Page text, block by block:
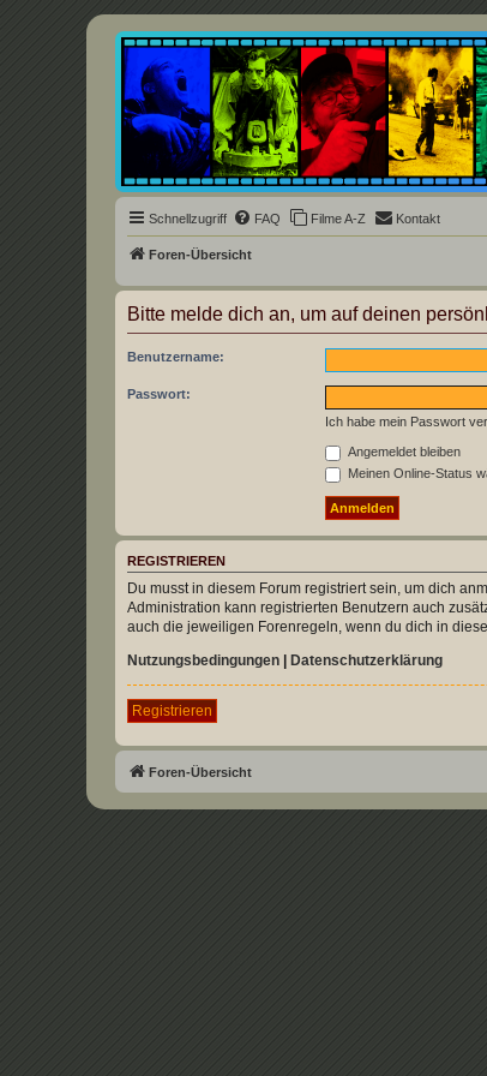
Underground Film Community
Die Underground Film Community ist ein deutschsprachiges
Schnellzugriff FAQ Filme A-Z Kontakt
Foren-Übersicht
Bitte melde dich an, um auf deinen
Benutzername:
Passwort:
Ich habe mein Passwort
Angemeldet bleiben
Meinen Online-Status
REGISTRIEREN
Du musst in diesem Forum registriert sein, um dich
Administration kann registrierten Benutzern auch
auch die jeweiligen Forenregeln, wenn du dich in
Nutzungsbedingungen
Datenschutzerklärung
Registrieren
Foren-Übersicht